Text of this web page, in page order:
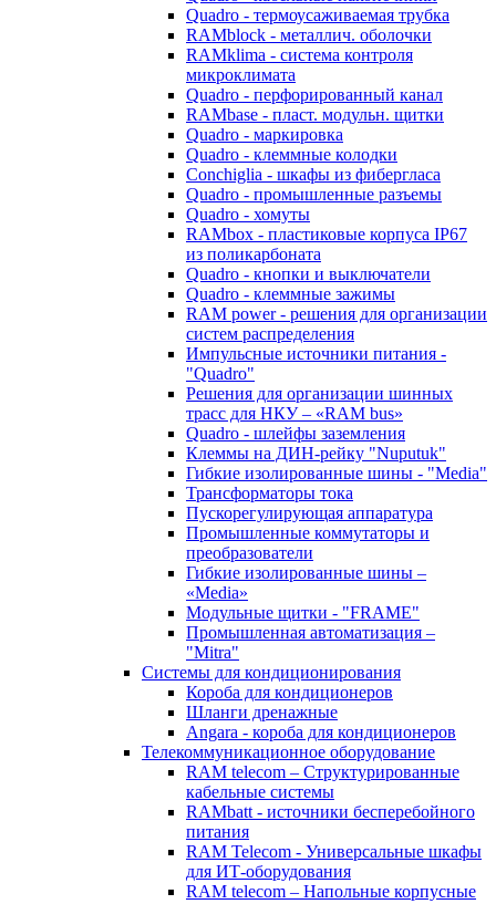
Quadro - термоусаживаемая трубка
RAMblock - металлич. оболочки
RAMklima - система контроля
микроклимата
Quadro - перфорированный канал
RAMbase - пласт. модульн. щитки
Quadro - маркировка
Quadro - клеммные колодки
Conchiglia - шкафы из фибергласа
Quadro - промышленные разъемы
Quadro - хомуты
RAMbox - пластиковые корпуса IP67
из поликарбоната
Quadro - кнопки и выключатели
Quadro - клеммные зажимы
RAM power - решения для организации
систем распределения
Импульсные источники питания -
"Quadro"
Решения для организации шинных
трасс для НКУ – «RAM bus»
Quadro - шлейфы заземления
Клеммы на ДИН-рейку "Nuputuk"
Гибкие изолированные шины - "Media"
Трансформаторы тока
Пускорегулирующая аппаратура
Промышленные коммутаторы и
преобразователи
Гибкие изолированные шины –
«Media»
Модульные щитки - "FRAME"
Промышленная автоматизация –
"Mitra"
Системы для кондиционирования
Короба для кондиционеров
Шланги дренажные
Angara - короба для кондиционеров
Телекоммуникационное оборудование
RAM telecom – Структурированные
кабельные системы
RAMbatt - источники бесперебойного
питания
RAM Telecom - Универсальные шкафы
для ИТ-оборудования
RAM telecom – Напольные корпусные